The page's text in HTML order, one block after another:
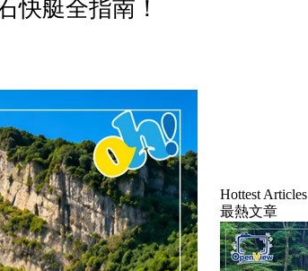
快艇全指南！
Hottest Articles
最熱文章